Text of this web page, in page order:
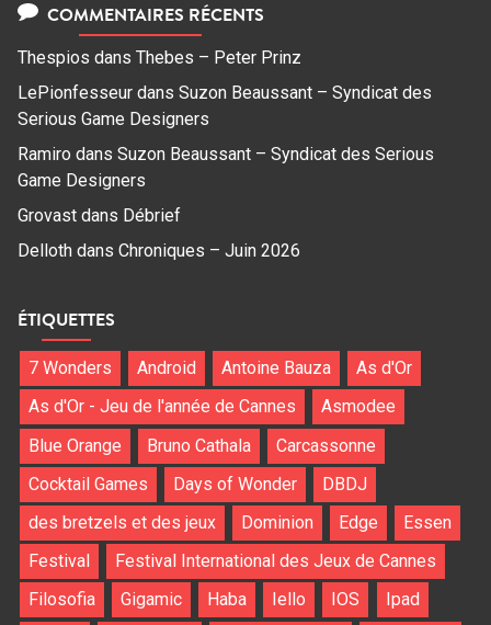
COMMENTAIRES RÉCENTS
Thespios dans Thebes – Peter Prinz
LePionfesseur dans Suzon Beaussant – Syndicat des
Serious Game Designers
Ramiro dans Suzon Beaussant – Syndicat des Serious
Game Designers
Grovast dans Débrief
Delloth dans Chroniques – Juin 2026
ÉTIQUETTES
7 Wonders Android Antoine Bauza
As d'Or
As d'Or - Jeu de l'année de Cannes
Asmodee
Blue Orange
Bruno Cathala
Carcassonne
Cocktail Games
Days of Wonder
DBDJ
des bretzels et des jeux
Dominion Edge
Essen
Festival
Festival International des Jeux de Cannes
Filosofia
Gigamic Haba Iello IOS Ipad